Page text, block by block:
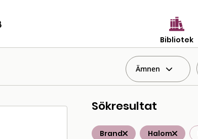
Bibliotek
Ämnen
Sökresultat
Brand Halom